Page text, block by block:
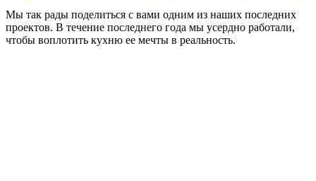
Мы так рады поделиться с вами одним из наших последних
проектов. В течение последнего года мы усердно работали,
чтобы воплотить кухню ее мечты в реальность.